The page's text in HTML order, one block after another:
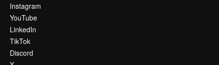
Instagram
YouTube
LinkedIn
TikTok
Discord